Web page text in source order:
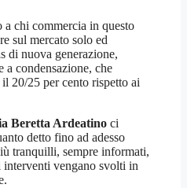
chi commercia in questo
sul mercato solo ed
di nuova generazione,
a condensazione, che
20/25 per cento rispetto ai
Beretta Ardeatino ci
detto fino ad adesso
tranquilli, sempre informati,
vengano svolti in